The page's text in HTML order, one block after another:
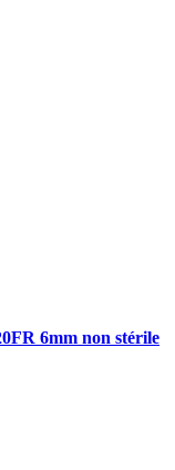
6mm non stérile